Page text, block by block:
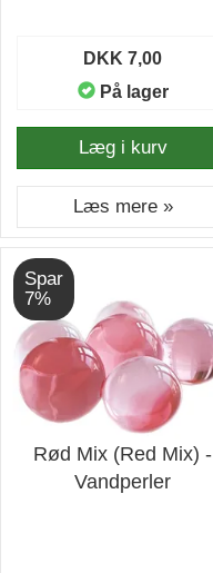
DKK 7,00
På lager
Læg i kurv
Læs mere »
Spar
7%
Rød Mix (Red Mix) -
Vandperler